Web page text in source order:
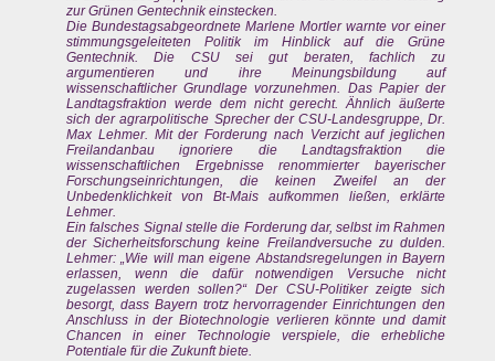
zur Grünen Gentechnik einstecken.
Die Bundestagsabgeordnete Marlene Mortler warnte vor einer
stimmungsgeleiteten Politik im Hinblick auf die Grüne
Gentechnik. Die CSU sei gut beraten, fachlich zu
argumentieren und ihre Meinungsbildung auf
wissenschaftlicher Grundlage vorzunehmen. Das Papier der
Landtagsfraktion werde dem nicht gerecht. Ähnlich äußerte
sich der agrarpolitische Sprecher der CSU-Landesgruppe, Dr.
Max Lehmer. Mit der Forderung nach Verzicht auf jeglichen
Freilandanbau ignoriere die Landtagsfraktion die
wissenschaftlichen Ergebnisse renommierter bayerischer
Forschungseinrichtungen, die keinen Zweifel an der
Unbedenklichkeit von Bt-Mais aufkommen ließen, erklärte
Lehmer.
Ein falsches Signal stelle die Forderung dar, selbst im Rahmen
der Sicherheitsforschung keine Freilandversuche zu dulden.
Lehmer: „Wie will man eigene Abstandsregelungen in Bayern
erlassen, wenn die dafür notwendigen Versuche nicht
zugelassen werden sollen?“ Der CSU-Politiker zeigte sich
besorgt, dass Bayern trotz hervorragender Einrichtungen den
Anschluss in der Biotechnologie verlieren könnte und damit
Chancen in einer Technologie verspiele, die erhebliche
Potentiale für die Zukunft biete.